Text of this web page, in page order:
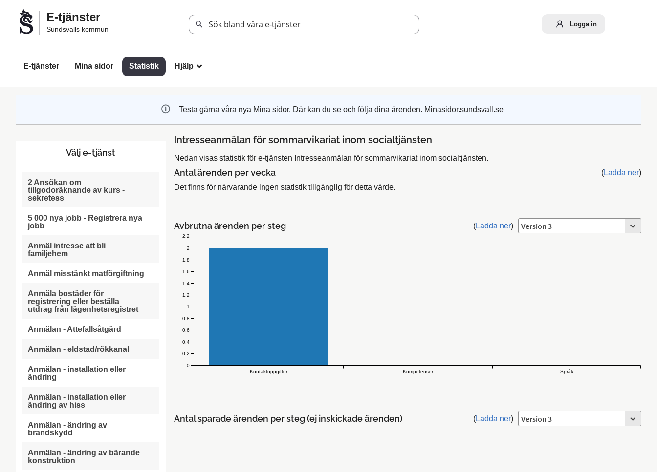
Välkommen
Sundsvalls
E-tjänster
Sundsvalls kommun
Logga in
E-tjänster Mina sidor Statistik Hjälp _
Testa gärna våra nya Mina sidor. Där kan du se och följa dina ärenden. Minasidor.sundsvall.se
Välj e-tjänst
2 Ansökan om
tillgodoräknande av kurs -
sekretess
5 000 nya jobb - Registrera nya
jobb
Anmäl intresse att bli
familjehem
Anmäl misstänkt matförgiftning
Anmäla bostäder för
registrering eller beställa
utdrag från lägenhetsregistret
Anmälan - Attefallsåtgärd
Anmälan - eldstad/rökkanal
Anmälan - installation eller
ändring
Anmälan - installation eller
ändring av hiss
Anmälan - ändring av
brandskydd
Anmälan - ändring av bärande
konstruktion
Intresseanmälan för sommarvikariat inom socialtjänsten
Nedan visas statistik för e-tjänsten Intresseanmälan för sommarvikariat inom socialtjänsten.
Antal ärenden per vecka (Ladda ner)
Det finns för närvarande ingen statistik tillgänglig för detta värde.
Avbrutna ärenden per steg (Ladda ner)
Kontaktuppgifter Kompetenser Språk
0
0.2
0.4
0.6
0.8
1
1.2
1.4
1.6
1.8
2
2.2
Antal sparade ärenden per steg (ej inskickade ärenden) (Ladda ner)